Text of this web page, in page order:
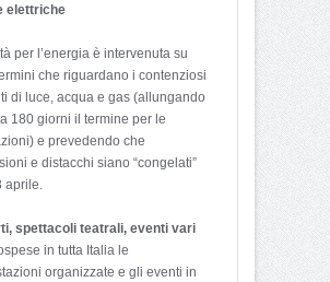
elettriche
per l’energia è intervenuta su
che riguardano i contenziosi
di luce, acqua e gas (allungando
180 giorni il termine per le
e prevedendo che
e distacchi siano “congelati”
aprile.
spettacoli teatrali, eventi vari
in tutta Italia le
organizzate e gli eventi in